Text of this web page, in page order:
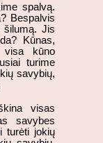
spalvą.
Bespalvis
šilumą. Jis
Kūnas,
visa kūno
turime
savybių,
visas
savybes
turėti jokių